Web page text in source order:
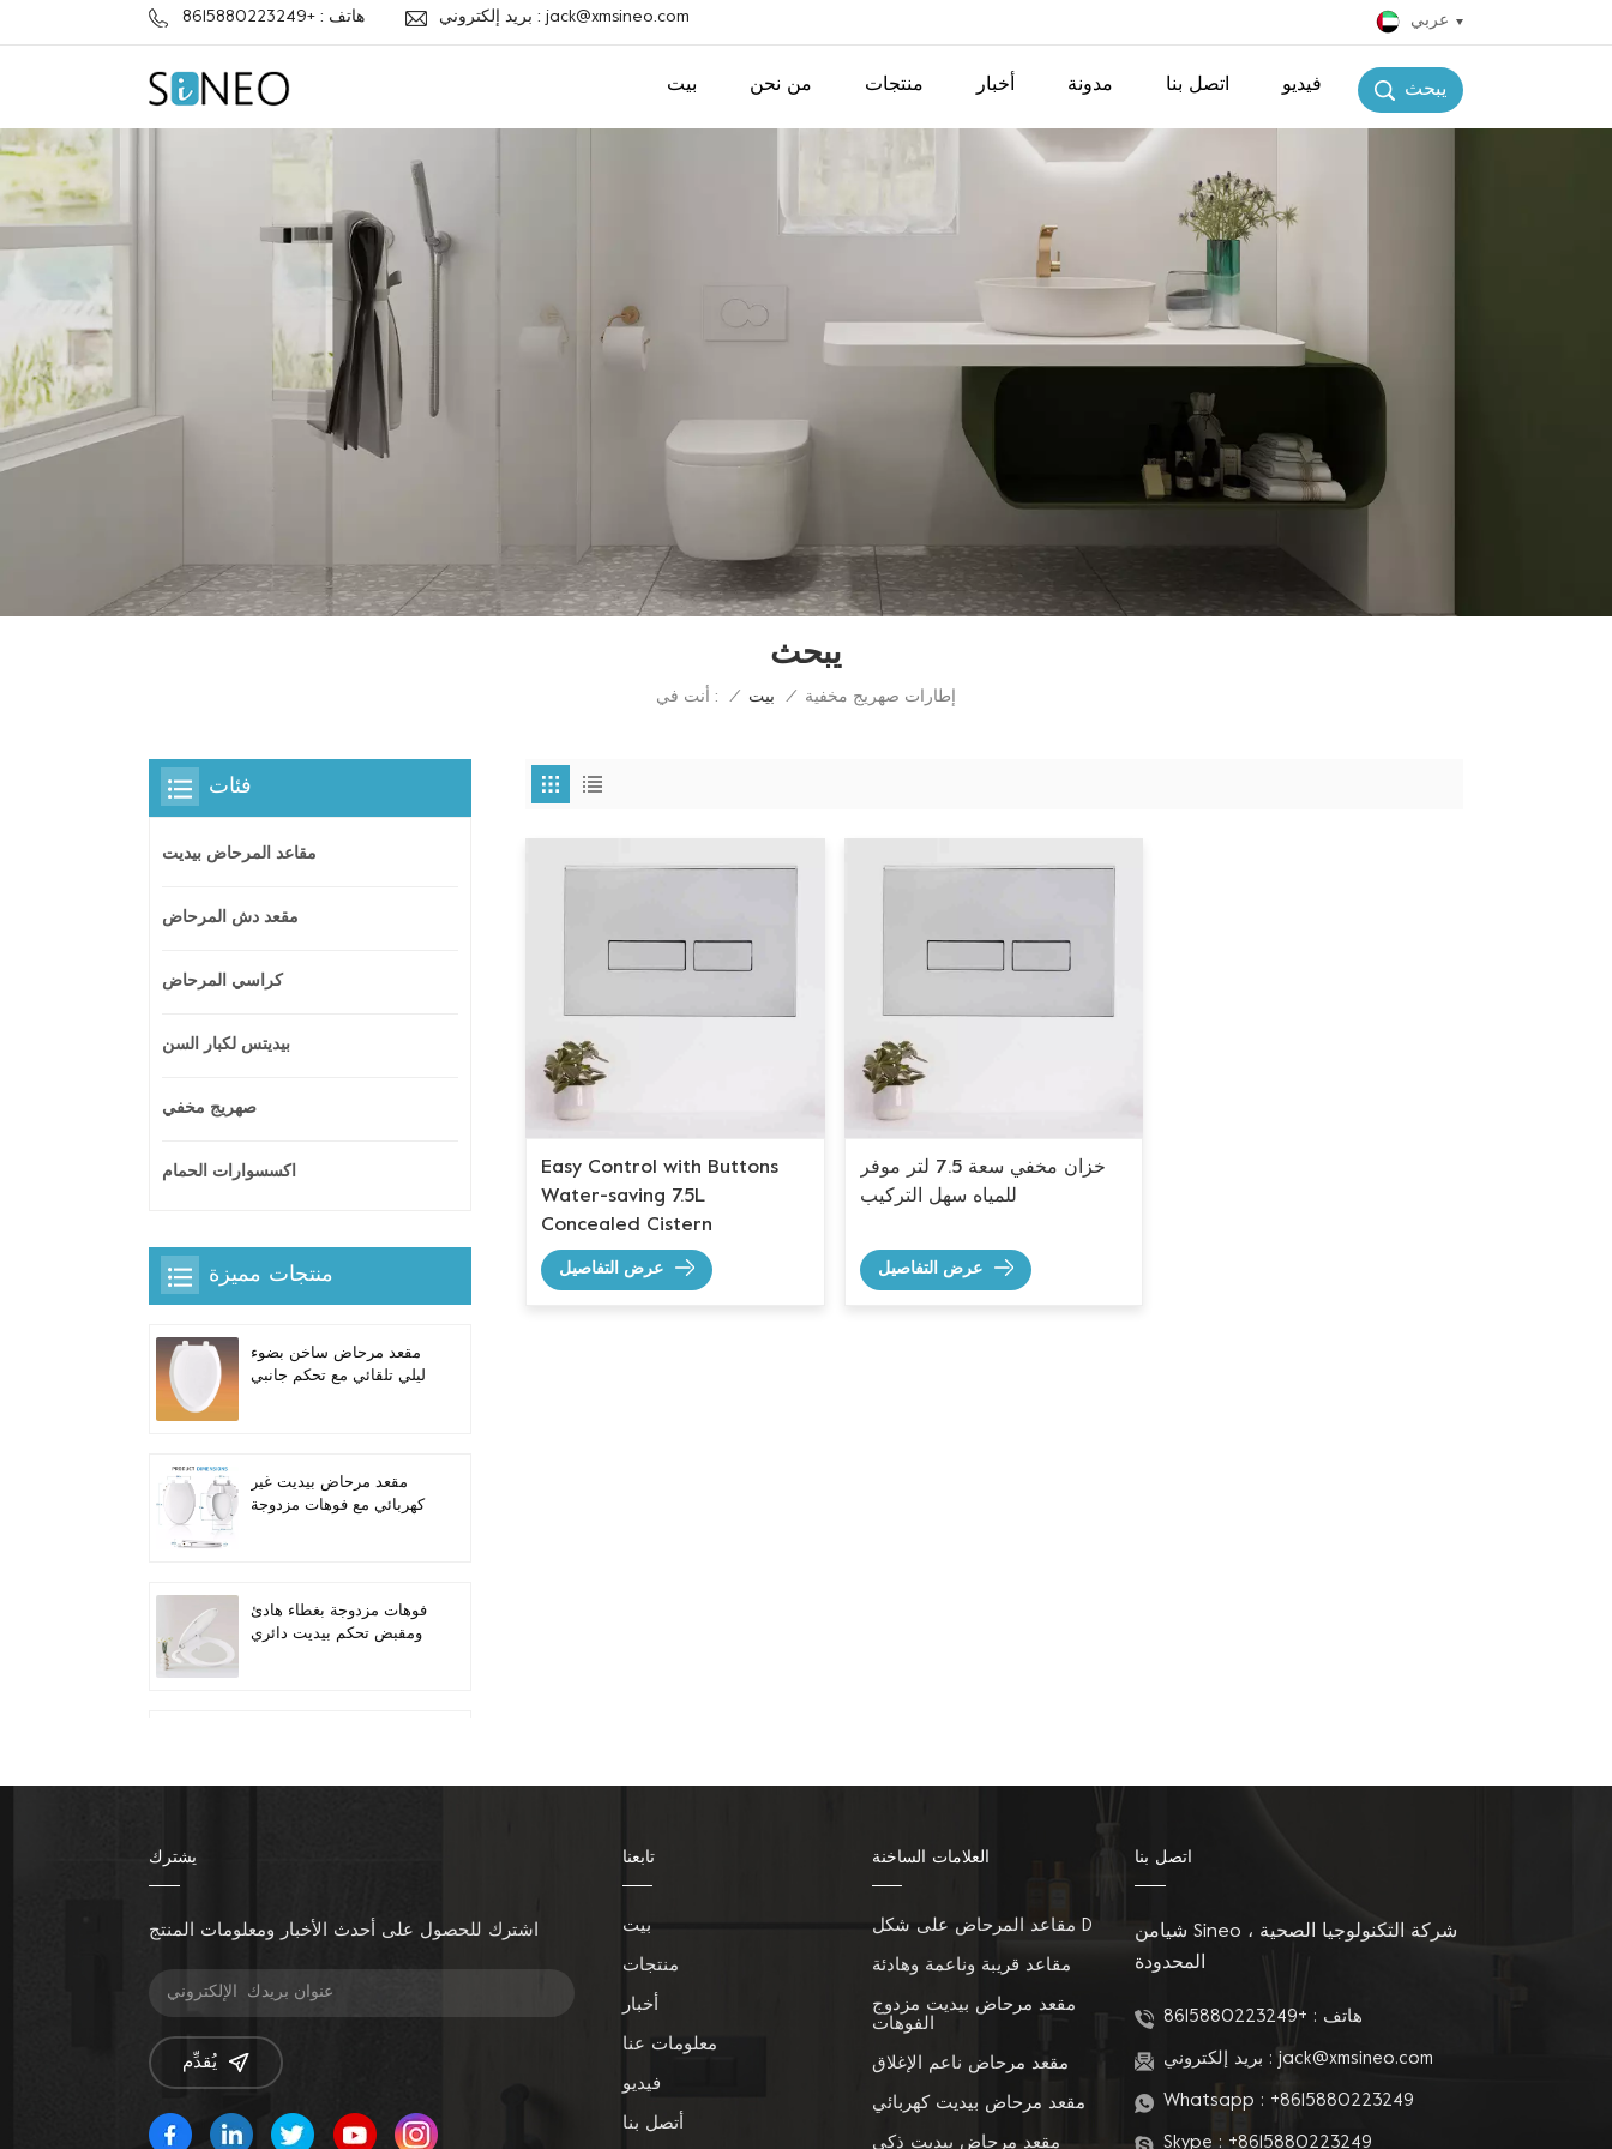
هاتف : +8615880223249 بريد إلكتروني : jack@xmsineo.com عربي
يبحث بيت من نحن منتجات أخبار مدونة اتصل بنا فيديو
يبحث
أنت في : / بيت / إطارات صهريج مخفية
Easy Control with Buttons
Water-saving 7.5L
Concealed Cistern
عرض التفاصيل
خزان مخفي سعة 7.5 لتر موفر
للمياه سهل التركيب
عرض التفاصيل
فئات
مقاعد المرحاض بيديت
مقعد دش المرحاض
كراسي المرحاض
بيديتس لكبار السن
صهريج مخفي
اكسسوارات الحمام
منتجات مميزة
مقعد مرحاض ساخن بضوء
ليلي تلقائي مع تحكم جانبي
مقعد مرحاض بيديت غير
كهربائي مع فوهات مزدوجة
فوهات مزدوجة بغطاء هادئ
ومقبض تحكم بيديت دائري
Handle-controlled
زيادة ارتفاع المقعد إضافة
مقاعد المرحاض
مقعد بيديت قابل للتدفئة
يشترك
اشترك للحصول على أحدث الأخبار ومعلومات المنتج
يُقدِّم
تابعنا
بيت
منتجات
أخبار
معلومات عنا
فيديو
أتصل بنا
العلامات الساخنة
مقاعد المرحاض على شكل D
مقاعد قريبة وناعمة وهادئة
مقعد مرحاض بيديت مزدوج
الفوهات
مقعد مرحاض ناعم الإغلاق
مقعد مرحاض بيديت كهربائي
مقعد مرحاض بيديت ذكي
اتصل بنا
شيامن Sineo شركة التكنولوجيا الصحية ،
المحدودة
هاتف : +8615880223249
بريد إلكتروني :jack@xmsineo.com
Whatsapp : +8615880223249
Skype : +8615880223249